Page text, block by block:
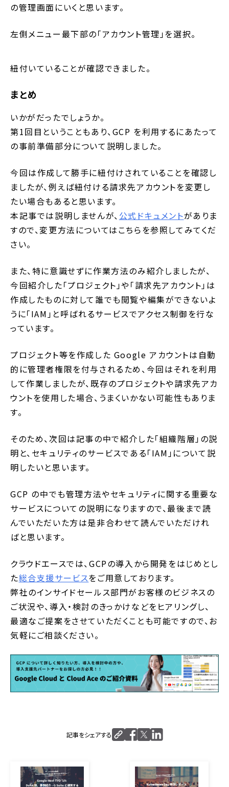
の管理画面にいくと思います。
左側メニュー最下部の「アカウント管理」を選択。
紐付いていることが確認できました。
まとめ
いかがだったでしょうか。
第1回目ということもあり、GCP を利用するにあたって
の事前準備部分について説明しました。
今回は作成して勝手に紐付けされていることを確認し
ましたが、例えば紐付ける請求先アカウントを変更し
たい場合もあると思います。
本記事では説明しませんが、 公式ドキュメントがありま
すので、変更方法についてはこちらを参照してみてくだ
さい。
また、特に意識せずに作業方法のみ紹介しましたが、
今回紹介した「プロジェクト」や「請求先アカウント」は
作成したものに対して誰でも閲覧や編集ができないよ
うに「IAM」と呼ばれるサービスでアクセス制御を行な
っています。
プロジェクト等を作成した Google アカウントは自動
的に管理者権限を付与されるため、今回はそれを利用
して作業しましたが、既存のプロジェクトや請求先アカ
ウントを使用した場合、うまくいかない可能性もありま
す。
そのため、次回は記事の中で紹介した「組織階層」の説
明と、セキュリティのサービスである「IAM」について説
明したいと思います。
GCP の中でも管理方法やセキュリティに関する重要な
サービスについての説明になりますので、最後まで読
んでいただいた方は是非合わせて読んでいただけれ
ばと思います。
クラウドエースでは、GCPの導入から開発をはじめとし
た総合支援サービスをご用意しております。
弊社のインサイドセールス部門がお客様のビジネスの
ご状況や、導入・検討のきっかけなどをヒアリングし、
最適なご提案をさせていただくことも可能ですので、お
気軽にご相談ください。
記事をシェアする